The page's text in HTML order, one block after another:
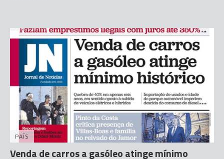
PAÍS
Venda de carros a gasóleo atinge mínimo